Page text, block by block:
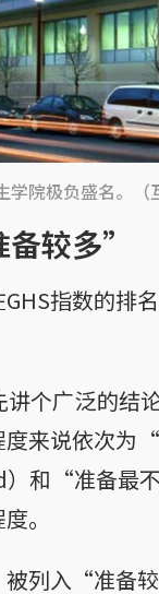
院极负盛名。（
较多”
指数的排
个广泛的结
度来说依次
和“准备最
。
被列入“准